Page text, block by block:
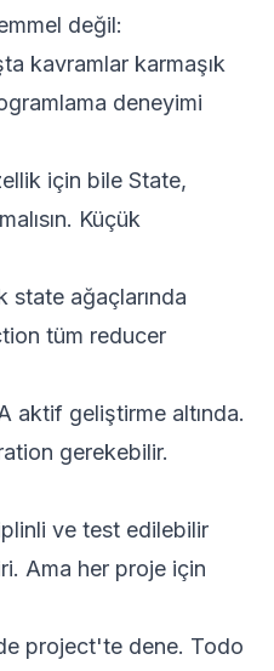
değil:
kavramlar karmaşık
deneyimi
için bile State,
Küçük
state ağaçlarında
tüm reducer
aktif geliştirme altında.
gerekebilir.
ve test edilebilir
Ama her proje için
project'te dene. Todo